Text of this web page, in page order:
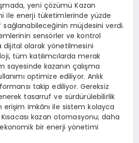
yeni çözümü Kazan
ile enerji tüketimlerinde yüzde
sağlanabileceğinin müjdesini verdi.
sensörler ve kontrol
dijital olarak yönetilmesini
tüm katılımcılarda merak
sayesinde kazanın çalışma
optimize ediliyor. Anlık
takip ediliyor. Gereksiz
tasarruf ve sürdürülebilirlik
erişim imkânı ile sistem kolayca
kazan otomasyonu; daha
bir enerji yönetimi